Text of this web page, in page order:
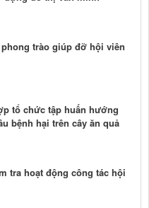
trào giúp đỡ hội viên
tổ chức tập huấn hướng
bệnh hại trên cây ăn quả
tra hoạt động công tác hội